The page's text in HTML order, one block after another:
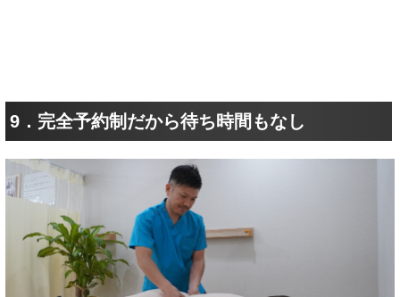
9．完全予約制だから待ち時間もなし